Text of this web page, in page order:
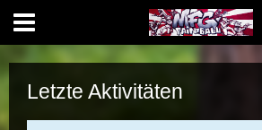
Letzte Aktivitäten